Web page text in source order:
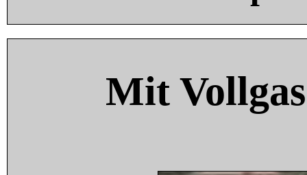
Mit